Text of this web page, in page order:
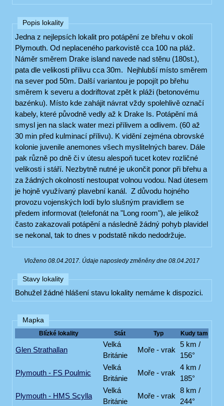
Popis lokality
Jedna z nejlepsích lokalit pro potápění ze břehu v okolí
Plymouth. Od neplaceného parkovistě cca 100 na pláž.
Náměr směrem Drake island navede nad stěnu (180st.),
pata dle velikosti přílivu cca 30m. Nejhlubší místo směrem
na sever pod 50m. Další variantou je popojít po břehu
směrem k severu a dodriftovat zpět k pláži (betonovému
bazénku). Místo kde zahájit návrat vždy spolehlivě označí
kabely, které původně vedly až k Drake Is. Potápění má
smysl jen na slack water mezi přílivem a odlivem. (60 až
30 min před kulminací přílivu). K vidění zejména obrovské
kolonie juvenile anemones všech myslitelných barev. Dále
pak různě po dně či v útesu alespoň tucet kotev rozličné
velikosti i stáří. Nezbytně nutné je ukončit ponor při břehu a
za žádných okolností nestoupat volnou vodou. Nad útesem
je hojně využívaný plavební kanál. Z důvodu hojného
provozu vojenských lodí bylo slušným pravidlem se
předem informovat (telefonát na "Long room"), ale jelikož
často zakazovali potápění a následně žádný pohyb plavidel
se nekonal, tak to dnes v podstatě nikdo nedodržuje.
Vloženo 08.04.2017. Údaje naposledy změněny dne 08.04.2017
Stavy lokality
Bohužel žádné hlášení stavu lokality nemáme k dispozici.
Mapka
Blízké lokality Stát Typ Kudy tam
Glen Strathallan
Velká
Británie
Moře - vrak
5 km /
156°
Plymouth - FS Poulmic
Velká
Británie
Moře - vrak
4 km /
185°
Plymouth - HMS Scylla
Velká
Británie
Moře - vrak
8 km /
244°